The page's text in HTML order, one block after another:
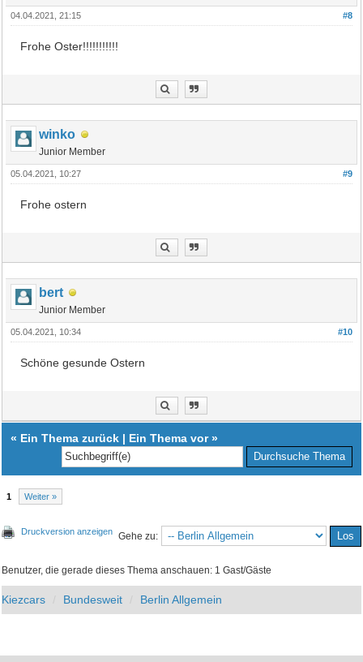
#8
04.04.2021, 21:15
Frohe Oster!!!!!!!!!!!
winko
Junior Member
#9
05.04.2021, 10:27
Frohe ostern
bert
Junior Member
#10
05.04.2021, 10:34
Schöne gesunde Ostern
« Ein Thema zurück | Ein Thema vor»
1 Weiter »
Druckversion anzeigen Gehe zu:
Benutzer, die gerade dieses Thema anschauen: 1 Gast/Gäste
Kiezcars Bundesweit Berlin Allgemein